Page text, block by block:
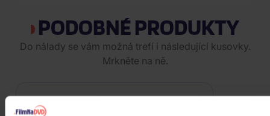
PODOBNÉ PRODUKTY
Do nálady se vám možná trefí i následující kusovky.
Mrkněte na ně.